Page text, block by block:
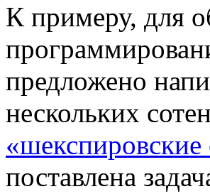
К примеру, для
предложено
нескольких
«шекспировские
поставлена